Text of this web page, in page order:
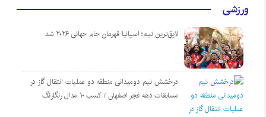
ورزشی
لایق‌ترین تیم؛ اسپانیا قهرمان جام جهانی ۲۰۲۶ شد
درخشش تیم دومیدانی منطقه دو عملیات انتقال گاز در
مسابقات دهه فجر اصفهان / کسب ۱۰ مدال رنگارنگ